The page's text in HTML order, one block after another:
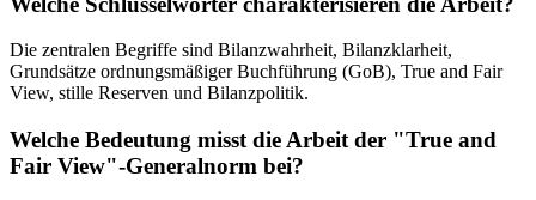
Die zentralen Begriffe sind Bilanzwahrheit, Bilanzklarheit,
Grundsätze ordnungsmäßiger Buchführung (GoB), True and Fair
View, stille Reserven und Bilanzpolitik.
Welche Bedeutung misst die Arbeit der "True and
Fair View"-Generalnorm bei?